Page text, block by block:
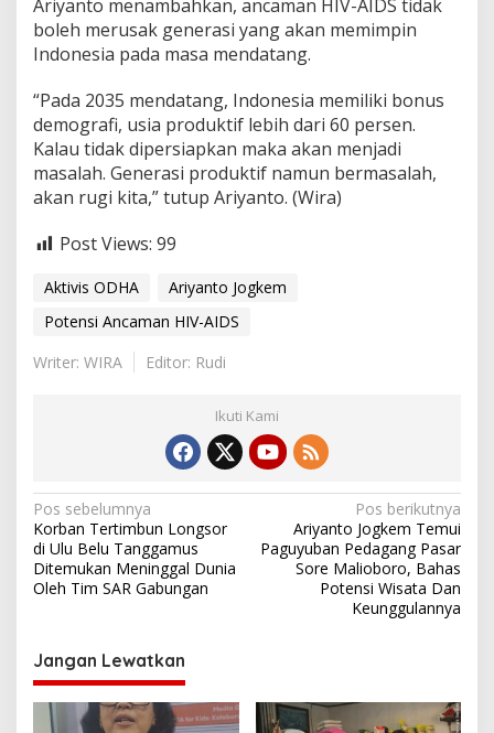
Ariyanto menambahkan, ancaman HIV-AIDS tidak
boleh merusak generasi yang akan memimpin
Indonesia pada masa mendatang.
“Pada 2035 mendatang, Indonesia memiliki bonus
demografi, usia produktif lebih dari 60 persen.
Kalau tidak dipersiapkan maka akan menjadi
masalah. Generasi produktif namun bermasalah,
akan rugi kita,” tutup Ariyanto. (Wira)
Post Views: 99
Aktivis ODHA
Ariyanto Jogkem
Potensi Ancaman HIV-AIDS
Writer: WIRA
Editor: Rudi
Ikuti Kami
N
a
v
i
a
s
Pos sebelumnya
Korban Tertimbun Longsor
di Ulu Belu Tanggamus
Ditemukan Meninggal Dunia
Oleh Tim SAR Gabungan
Pos berikutnya
Ariyanto Jogkem Temui
Paguyuban Pedagang Pasar
Sore Malioboro, Bahas
Potensi Wisata Dan
Keunggulannya
Jangan Lewatkan